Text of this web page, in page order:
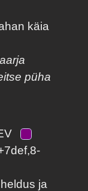
käia
püha
ja